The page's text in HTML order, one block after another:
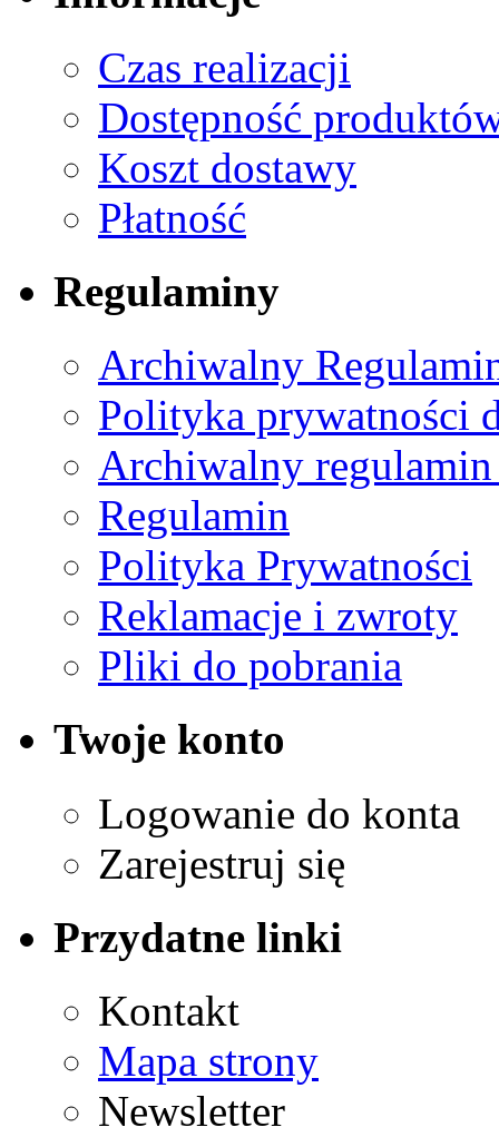
Czas realizacji
Dostępność
Koszt dostawy
Płatność
Regulaminy
Archiwalny
Polityka prywatności
Archiwalny
Regulamin
Polityka Prywatności
Reklamacje i zwroty
Pliki do pobrania
Twoje konto
Logowanie do konta
Zarejestruj się
Przydatne linki
Kontakt
Mapa strony
Newsletter